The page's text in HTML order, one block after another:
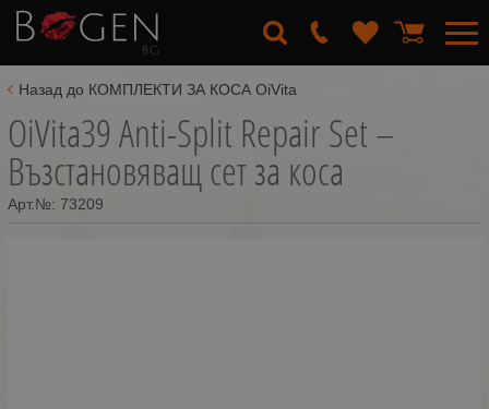
Назад до КОМПЛЕКТИ ЗА КОСА OiVita
OiVita39 Anti-Split Repair Set –
Възстановяващ сет за коса
Арт.№: 73209